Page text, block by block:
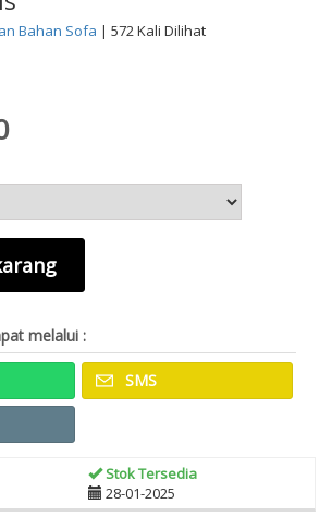
Bahan Sofa | 572 Kali Dilihat
melalui :
SMS
Stok Tersedia
28-01-2025